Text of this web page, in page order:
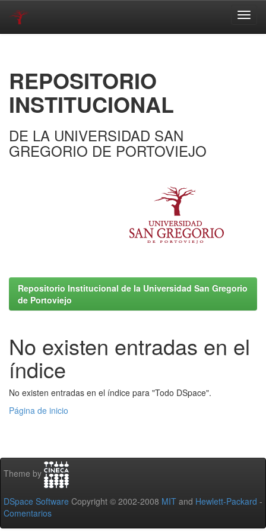
REPOSITORIO
INSTITUCIONAL
DE LA UNIVERSIDAD SAN
GREGORIO DE PORTOVIEJO
Repositorio Institucional de la Universidad San Gregorio
de Portoviejo
No existen entradas en el
índice
No existen entradas en el índice para "Todo DSpace".
Página de inicio
Theme by
DSpace Software Copyright © 2002-2008 MIT and Hewlett-Packard -
Comentarios